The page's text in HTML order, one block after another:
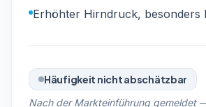
Erhöhter Hirndruck, besonders
Häufigkeit nicht abschätzbar
Nach der Markteinführung gemeldet